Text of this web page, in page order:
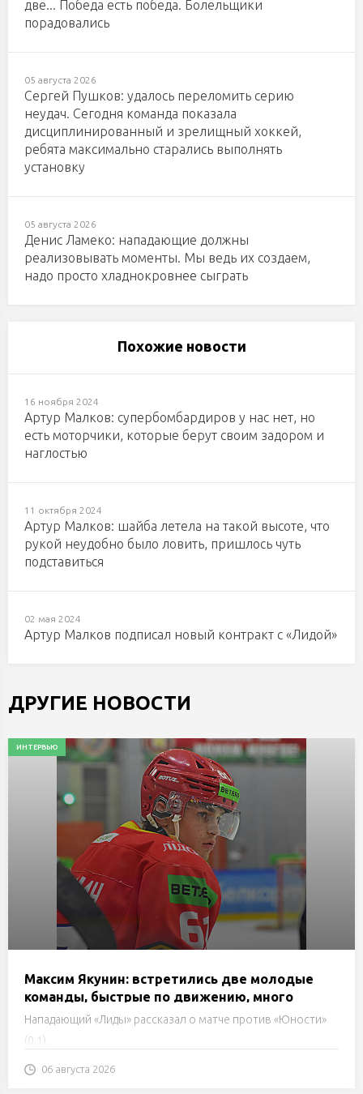
две... Победа есть победа. Болельщики
порадовались
05 августа 2026
Сергей Пушков: удалось переломить серию
неудач. Сегодня команда показала
дисциплинированный и зрелищный хоккей,
ребята максимально старались выполнять
установку
05 августа 2026
Денис Ламеко: нападающие должны
реализовывать моменты. Мы ведь их создаем,
надо просто хладнокровнее сыграть
Похожие новости
16 ноября 2024
Артур Малков: супербомбардиров у нас нет, но
есть моторчики, которые берут своим задором и
наглостью
11 октября 2024
Артур Малков: шайба летела на такой высоте, что
рукой неудобно было ловить, пришлось чуть
подставиться
02 мая 2024
Артур Малков подписал новый контракт с «Лидой»
ДРУГИЕ НОВОСТИ
ИНТЕРВЬЮ
Максим Якунин: встретились две молодые
команды, быстрые по движению, много
играли на атаку. Мы оказались чуть менее
удачливы
Нападающий «Лиды» рассказал о матче против «Юности»
(0:1).
06 августа 2026